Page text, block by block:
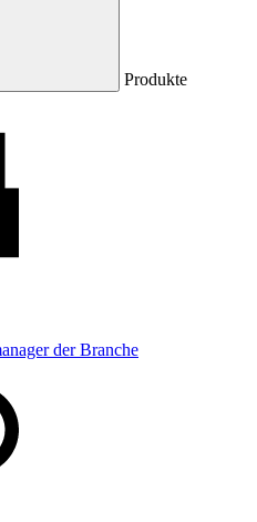
Produkte
der Branche